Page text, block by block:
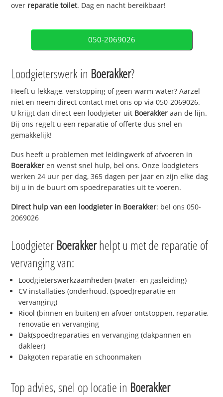
over reparatie toilet. Dag en nacht bereikbaar!
050-2069026
Loodgieterswerk in Boerakker?
Heeft u lekkage, verstopping of geen warm water? Aarzel
niet en neem direct contact met ons op via 050-2069026.
U krijgt dan direct een loodgieter uit Boerakker aan de lijn.
Bij ons regelt u een reparatie of offerte dus snel en
gemakkelijk!
Dus heeft u problemen met leidingwerk of afvoeren in
Boerakker en wenst snel hulp, bel ons. Onze loodgieters
werken 24 uur per dag, 365 dagen per jaar en zijn elke dag
bij u in de buurt om spoedreparaties uit te voeren.
Direct hulp van een loodgieter in Boerakker: bel ons 050-
2069026
Loodgieter Boerakkerhelpt u met de reparatie of
vervanging van:
Loodgieterswerkzaamheden (water- en gasleiding)
CV installaties (onderhoud, (spoed)reparatie en
vervanging)
Riool (binnen en buiten) en afvoer ontstoppen, reparatie,
renovatie en vervanging
Dak(spoed)reparaties en vervanging (dakpannen en
dakleer)
Dakgoten reparatie en schoonmaken
Top advies, snel op locatie in Boerakker